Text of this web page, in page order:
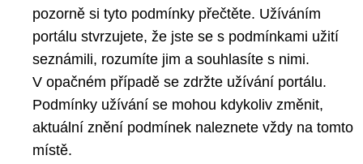
pozorně si tyto podmínky přečtěte. Užíváním
portálu stvrzujete, že jste se s podmínkami užití
seznámili, rozumíte jim a souhlasíte s nimi.
V opačném případě se zdržte užívání portálu.
Podmínky užívání se mohou kdykoliv změnit,
aktuální znění podmínek naleznete vždy na tomto
místě.